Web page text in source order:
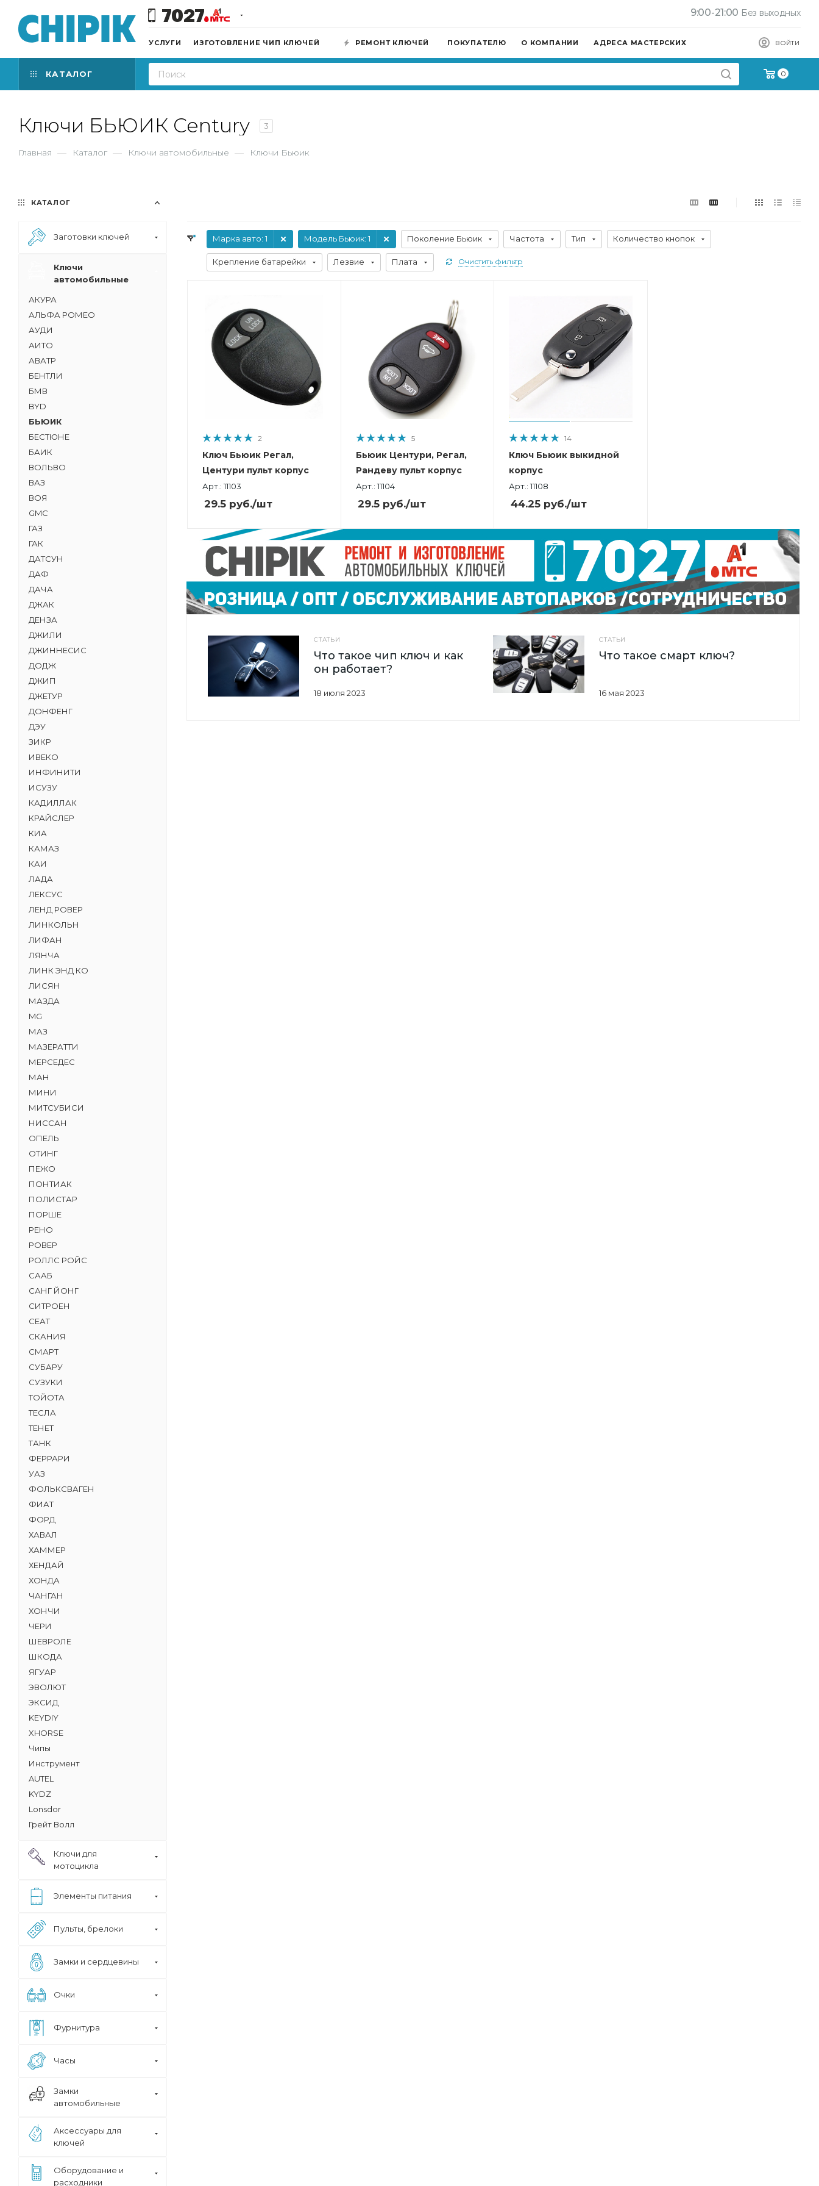
7027 9:00-21:00 Без выходных
ВОЙТИ
УСЛУГИ ИЗГОТОВЛЕНИЕ ЧИП КЛЮЧЕЙ РЕМОНТ КЛЮЧЕЙ ПОКУПАТЕЛЮ О КОМПАНИИ АДРЕСА МАСТЕРСКИХ
0
КАТАЛОГ
Ключи БЬЮИК Century 3
Главная — Каталог — Ключи автомобильные — Ключи Бьюик
Марка авто: 1 Модель Бьюик: 1 Поколение Бьюик Частота Тип Количество кнопок
Крепление батарейки Лезвие Плата Очистить фильтр
2
Ключ Бьюик Регал,
Центури пульт корпус
Арт.: 11103
29.5 руб./шт
5
Бьюик Центури, Регал,
Рандеву пульт корпус
Арт.: 11104
29.5руб./шт
14
Ключ Бьюик выкидной
корпус
Арт.: 11108
44.25 руб./шт
СТАТЬИ
18 июля 2023
Что такое чип ключ и как
он работает?
СТАТЬИ
16 мая 2023
Что такое смарт ключ?
КАТАЛОГ
Заготовки ключей
Ключи
автомобильные
АКУРА
АЛЬФА РОМЕО
АУДИ
АИТО
АВАТР
БЕНТЛИ
БМВ
BYD
БЬЮИК
БЕСТЮНЕ
БАИК
ВОЛЬВО
ВАЗ
ВОЯ
GMC
ГАЗ
ГАК
ДАТСУН
ДАФ
ДАЧА
ДЖАК
ДЕНЗА
ДЖИЛИ
ДЖИННЕСИС
ДОДЖ
ДЖИП
ДЖЕТУР
ДОНФЕНГ
ДЭУ
ЗИКР
ИВЕКО
ИНФИНИТИ
ИСУЗУ
КАДИЛЛАК
КРАЙСЛЕР
КИА
КАМАЗ
КАИ
ЛАДА
ЛЕКСУС
ЛЕНД РОВЕР
ЛИНКОЛЬН
ЛИФАН
ЛЯНЧА
ЛИНК ЭНД КО
ЛИСЯН
МАЗДА
MG
МАЗ
МАЗЕРАТТИ
МЕРСЕДЕС
МАН
МИНИ
МИТСУБИСИ
НИССАН
ОПЕЛЬ
ОТИНГ
ПЕЖО
ПОНТИАК
ПОЛИСТАР
ПОРШЕ
РЕНО
РОВЕР
РОЛЛС РОЙС
СААБ
САНГ ЙОНГ
СИТРОЕН
СЕАТ
СКАНИЯ
СМАРТ
СУБАРУ
СУЗУКИ
ТОЙОТА
ТЕСЛА
ТЕНЕТ
ТАНК
ФЕРРАРИ
УАЗ
ФОЛЬКСВАГЕН
ФИАТ
ФОРД
ХАВАЛ
ХАММЕР
ХЕНДАЙ
ХОНДА
ЧАНГАН
ХОНЧИ
ЧЕРИ
ШЕВРОЛЕ
ШКОДА
ЯГУАР
ЭВОЛЮТ
ЭКСИД
KEYDIY
XHORSE
Чипы
Инструмент
AUTEL
KYDZ
Lonsdor
Грейт Волл
Ключи для
мотоцикла
Элементы питания
Пульты, брелоки
Замки и сердцевины
Очки
Фурнитура
Часы
Замки
автомобильные
Аксессуары для
ключей
Оборудование и
расходники